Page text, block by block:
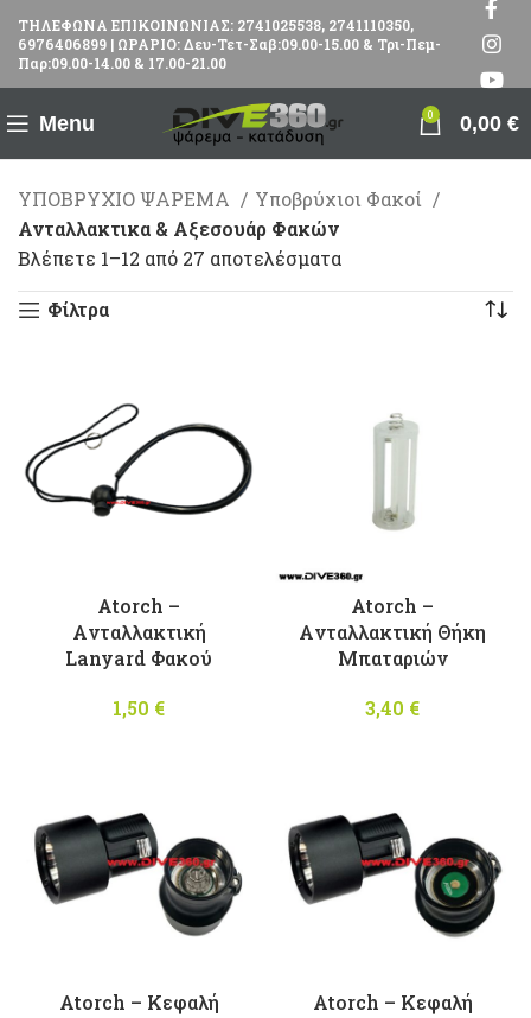
ΤΗΛΕΦΩΝΑ ΕΠΙΚΟΙΝΩΝΙΑΣ: 2741025538, 2741110350,
6976406899 | ΩΡΑΡΙΟ: Δευ-Τετ-Σαβ:09.00-15.00 & Τρι-Πεμ-
Παρ:09.00-14.00 & 17.00-21.00
Menu 0 0,00 €
ΥΠΟΒΡΥΧΙΟ ΨΑΡΕΜΑ
Υποβρύχιοι Φακοί
Ανταλλακτικα & Αξεσουάρ Φακών
Βλέπετε 1–12 από 27 αποτελέσματα
Φίλτρα
Atorch –
Aνταλλακτική
Lanyard Φακού
1,50 €
Atorch –
Aνταλλακτική Θήκη
Μπαταριών
3,40 €
Atorch – Kεφαλή
Atorch – Kεφαλή